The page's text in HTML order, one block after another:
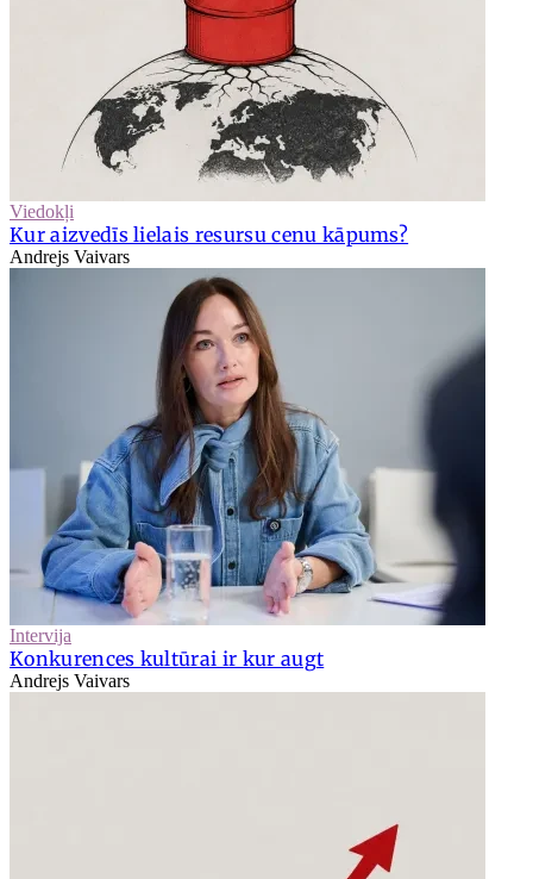
Viedokļi
Kur aizvedīs lielais resursu cenu kāpums?
Andrejs Vaivars
Intervija
Konkurences kultūrai ir kur augt
Andrejs Vaivars